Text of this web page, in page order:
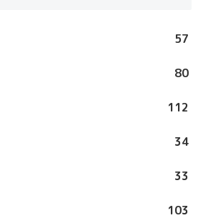
57
80
112
34
33
103